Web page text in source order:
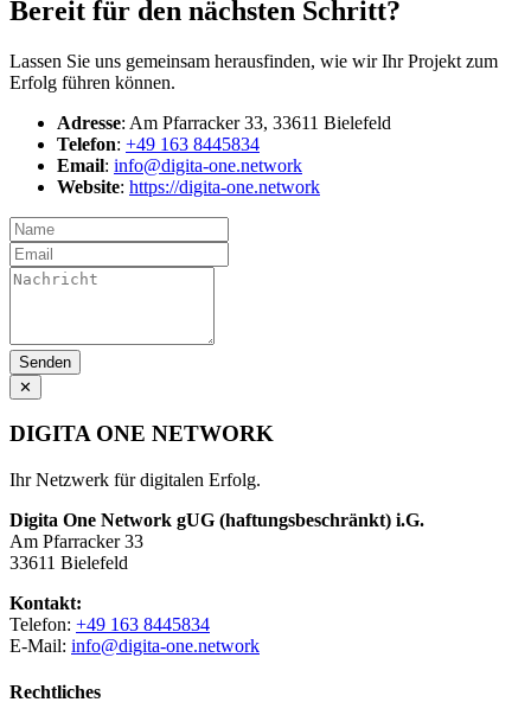
Bereit für den nächsten Schritt?
Lassen Sie uns gemeinsam herausfinden, wie wir Ihr Projekt zum
Erfolg führen können.
Adresse: Am Pfarracker 33, 33611 Bielefeld
Telefon: +49 163 8445834
Email: info@digita-one.network
Website: https://digita-one.network
Senden
✕
DIGITA ONE NETWORK
Ihr Netzwerk für digitalen Erfolg.
Digita One Network gUG (haftungsbeschränkt) i.G.
Am Pfarracker 33
33611 Bielefeld
Kontakt:
Telefon: +49 163 8445834
E-Mail: info@digita-one.network
Rechtliches